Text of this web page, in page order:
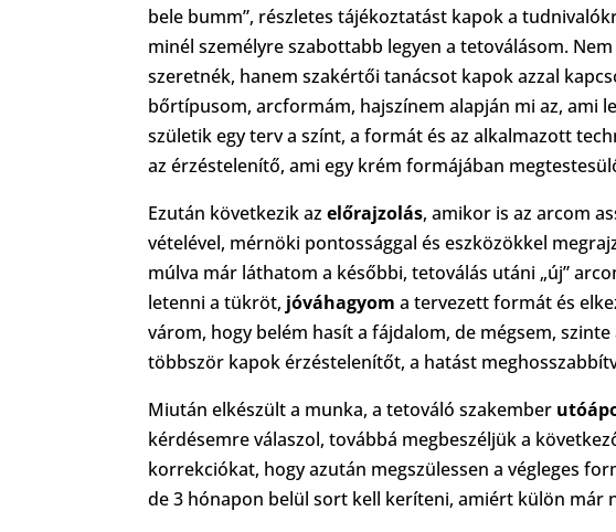
bele bumm”, részletes tájékoztatást kapok a
minél személyre szabottabb legyen a tetoválásom.
szeretnék, hanem szakértői tanácsot kapok azzal
bőrtípusom, arcformám, hajszínem alapján mi az, ami
születik egy terv a színt, a formát és az alkalmazott
az érzéstelenítő, ami egy krém formájában
Ezután következik azelőrajzolás, amikor is az arcom
vételével, mérnöki pontossággal és eszközökkel
múlva már láthatom a későbbi, tetoválás utáni „új”
letenni a tükröt, jóváhagyom a tervezett formát és
várom, hogy belém hasít a fájdalom, de mégsem,
többször kapok érzéstelenítőt, a hatást
Miután elkészült a munka, a tetováló szakember
kérdésemre válaszol, továbbá megbeszéljük a
korrekciókat, hogy azután megszülessen a végleges
de 3 hónapon belül sort kell keríteni, amiért külön már